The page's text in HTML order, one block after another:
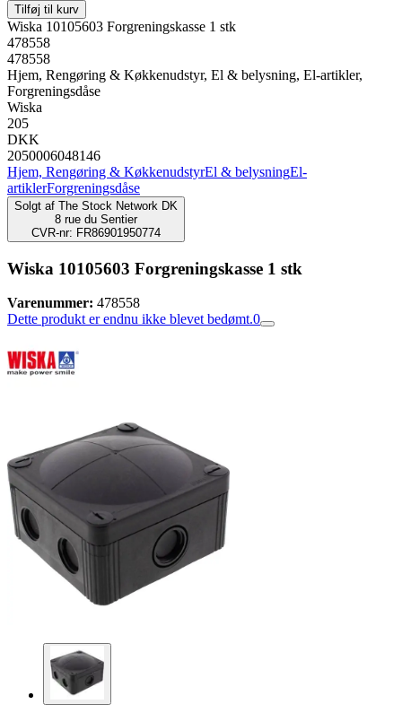
Tilføj til kurv
Wiska 10105603 Forgreningskasse 1 stk
478558
478558
Hjem, Rengøring & Køkkenudstyr, El & belysning, El-artikler,
Forgreningsdåse
Wiska
205
DKK
2050006048146
Hjem, Rengøring & KøkkenudstyrEl & belysningEl-
artiklerForgreningsdåse
Solgt af The Stock Network DK
8 rue du Sentier
CVR-nr: FR86901950774
Wiska 10105603 Forgreningskasse 1 stk
Varenummer: 478558
Dette produkt er endnu ikke blevet bedømt.0